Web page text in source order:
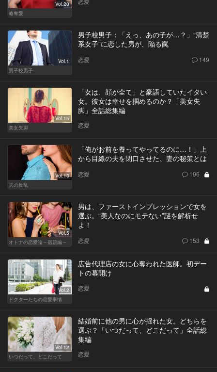
Vol.20
略奪愛
Vol.1
男子校男子
男子校男子：「えっ、あの子が…？」“清楚
系女子”に恋した男が、陥る罠
恋愛 149
Vol.15
美女失脚
「女は、顔が全て」と豪語していたイタい
女。彼女は幸せを掴めるのか？「美女失
脚」全話総集編
恋愛
Vol.13
夫の反乱
「俺がお前を養ってやってるのに…！」上
から目線の夫を閉口させた、妻の秘策とは
恋愛 196
Vol.5
オトナの恋愛論～宿題編～
男は、ファーストインプレッションで女を
選ぶ。“美人なのにモテない”謎を解析せ
よ！
恋愛 153
Vol.2
ドクターたちの恋愛事情
広告代理店の女に心奪われた医師。初デー
トの幕開け
恋愛
Vol.12
いつだって、どこだって
結婚前に他の男に心が揺れた女。どちらを
選ぶ？「いつだって、どこだって」全話総
集編
恋愛